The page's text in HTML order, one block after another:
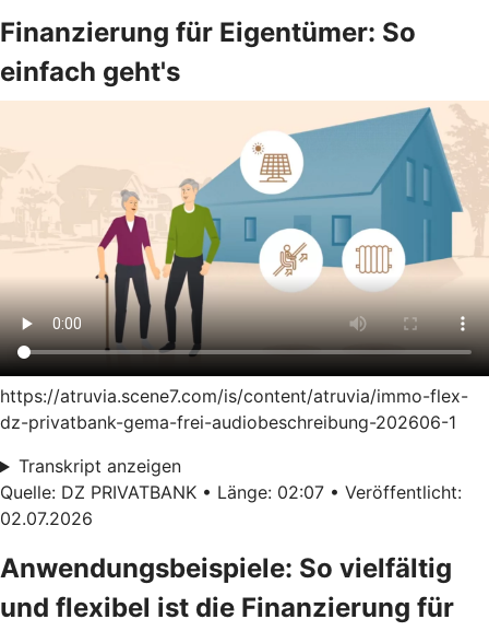
Finanzierung für Eigentümer: So
einfach geht's
https://atruvia.scene7.com/is/content/atruvia/immo-flex-
dz-privatbank-gema-frei-audiobeschreibung-202606-1
Transkript anzeigen
Quelle: DZ PRIVATBANK • Länge: 02:07 • Veröffentlicht:
02.07.2026
Anwendungsbeispiele: So vielfältig
und flexibel ist die Finanzierung für